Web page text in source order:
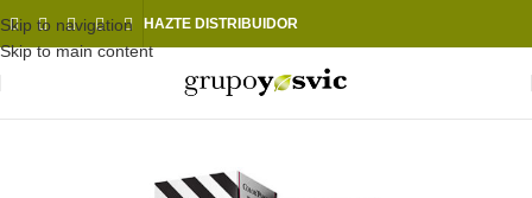
Skip to navigation
Skip to main content
HAZTE DISTRIBUIDOR